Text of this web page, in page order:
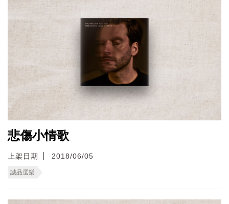
悲傷小情歌
上架日期 2018/06/05
誠品選樂